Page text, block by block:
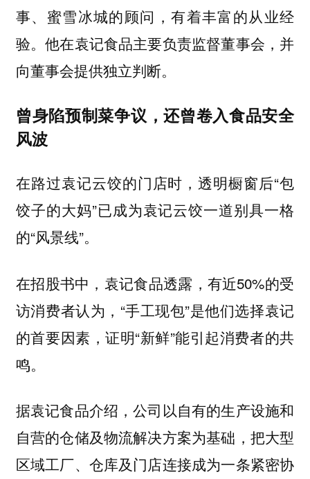
事、蜜雪冰城的顾问，有着丰富的从业经
验。他在袁记食品主要负责监督董事会，并
向董事会提供独立判断。
曾身陷预制菜争议，还曾卷入食品安全
风波
在路过袁记云饺的门店时，透明橱窗后“包
饺子的大妈”已成为袁记云饺一道别具一格
的“风景线”。
在招股书中，袁记食品透露，有近50%的受
访消费者认为，“手工现包”是他们选择袁记
的首要因素，证明“新鲜”能引起消费者的共
鸣。
据袁记食品介绍，公司以自有的生产设施和
自营的仓储及物流解决方案为基础，把大型
区域工厂、仓库及门店连接成为一条紧密协